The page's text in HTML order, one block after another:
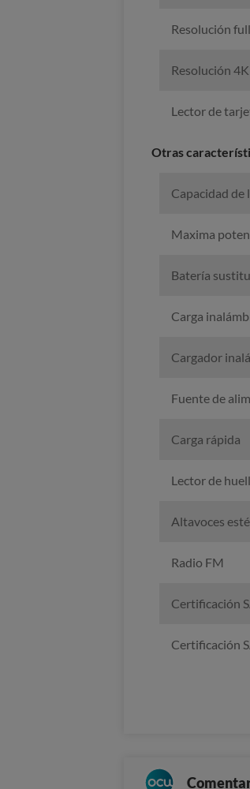
Resolución
Resolución 4K
Lector de
Otras
Capacidad de
Maxima
Batería
Carga
Cargador
Fuente de
Carga rápida
Lector de
Altavoces
Radio FM
Certificación
Certificación